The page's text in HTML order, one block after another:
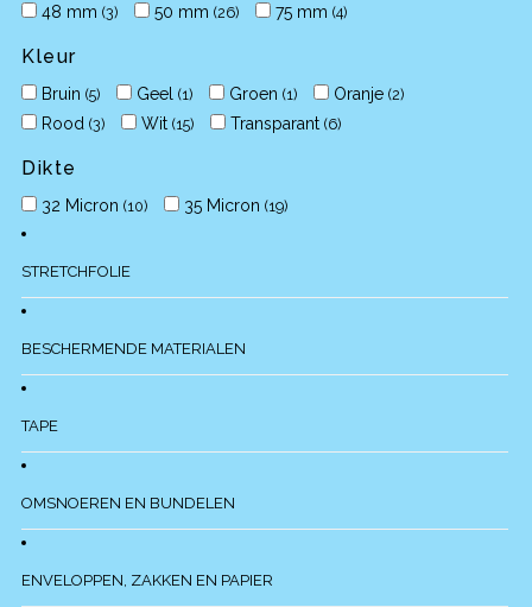
48 mm (3) 50 mm (26) 75 mm (4)
Kleur
Bruin (5) Geel (1) Groen (1) Oranje (2)
Rood (3) Wit (15) Transparant (6)
Dikte
32 Micron (10) 35 Micron (19)
STRETCHFOLIE
BESCHERMENDE MATERIALEN
TAPE
OMSNOEREN EN BUNDELEN
ENVELOPPEN, ZAKKEN EN PAPIER